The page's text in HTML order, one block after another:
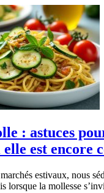
: astuces
est encore
estivaux, nous
lorsque la mollesse